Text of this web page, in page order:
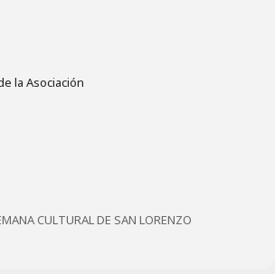
la Asociación
CULTURAL DE SAN LORENZO